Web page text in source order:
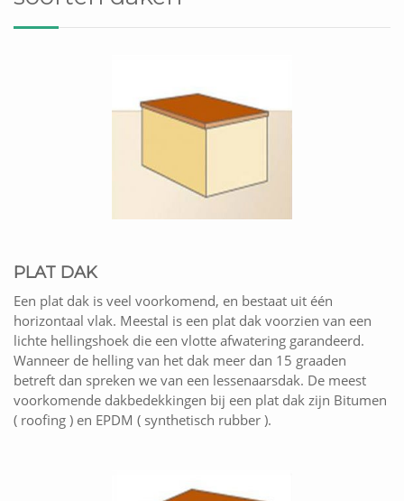
PLAT DAK
Een plat dak is veel voorkomend, en bestaat uit één
horizontaal vlak. Meestal is een plat dak voorzien van een
lichte hellingshoek die een vlotte afwatering garandeerd.
Wanneer de helling van het dak meer dan 15 graaden
betreft dan spreken we van een lessenaarsdak. De meest
voorkomende dakbedekkingen bij een plat dak zijn Bitumen
( roofing ) en EPDM ( synthetisch rubber ).